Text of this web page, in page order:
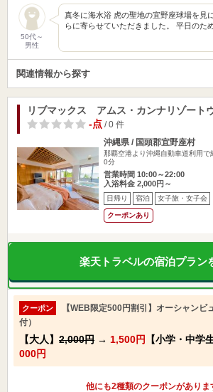
50代～
男性
真冬に海水浴 虎の聖地の宜野座球場を見
らに寄らせていただきました。 平日のた
関連情報から探す
リブマックス アムス・カンナリゾート
-点/ 0 件
沖縄県 / 国頭郡宜野座村
那覇空港より沖縄自動車道利用で
0分
営業時間 10:00～22:00
入浴料金 2,000円～
日帰り 宿泊 女子旅・女子会
クーポンあり
楽天トラベルの宿泊プラン
クーポン
【WEB限定500円割引】オーシャンビ
付）
【大人】 2,000円 → 1,500円 【小学・中学生
000円
他にも2種類のクーポンがありま